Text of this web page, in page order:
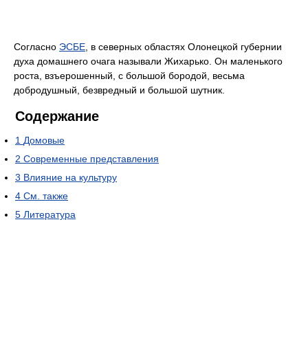
Согласно ЭСБЕ , в северных областях Олонецкой губернии
духа домашнего очага называли Жихарько. Он маленького
роста, взъерошенный, с большой бородой, весьма
добродушный, безвредный и большой шутник.
Содержание
1 Домовые
2 Современные представления
3 Влияние на культуру
4 См. также
5 Литература